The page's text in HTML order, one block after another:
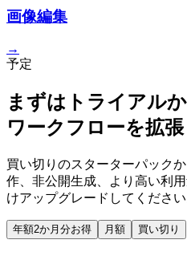
画像編集
→
予定
まずはトライアル
ワークフローを拡張
買い切りのスターターパック
作、非公開生成、より高い利
けアップグレードしてください
年額2か月分お得 月額 買い切り